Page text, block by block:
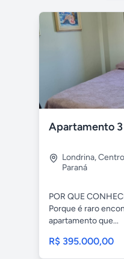
Londrina,Centro
Paraná
POR QUE
Porque é raro
apartamento que...
R$ 395.000,00